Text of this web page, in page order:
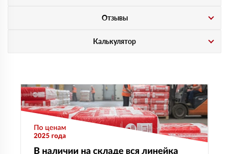
Отзывы
Калькулятор